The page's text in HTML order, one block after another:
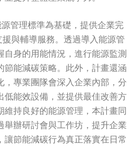
管理標準為基礎，提供企業完
與輔導服務。透過導入能源管
自身的用能情況，進行能源監測
節能減碳策略。此外，計畫還涵
，專業團隊會深入企業內部，分
低能效設備，並提供最佳改善方
維持良好的能源管理，本計畫同
舉辦研討會與工作坊，提升企業
讓節能減碳行為真正落實在日常